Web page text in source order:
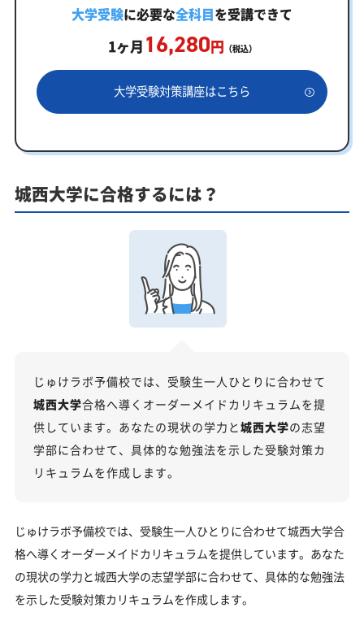
学習効果をしっかり確認定着度テスト
一人でも安心、学習相談
あなたにピッタリ合った「城西大学対策のオーダー
メイドカリキュラム」から得られる成果とは？
カリキュラムや料金についてお気軽にご相談くださ
クイック指導」もご用意
【2027年度】大学入学共通テスト対策！2026年度
の傾向と合格戦略
2026年度共通テストの総括：難関大志望者には厳しい戦
科目別分析と最新トレンド
2027年度合格に向けた「3つの戦略」
城西大学総合型選抜入試の主な対策内容
城西大学の受験情報
入試方式と学部別受験情報
城西大学の入試日程
城西大学のキャンパス
「城西大学に受かる気がしない」とやる気をなくし
ている受験生へ
大学受験に必要な全科目を受講できて
1ヶ月 16,280円 （税込）
大学受験対策講座はこちら
城西大学に合格するには？
じゅけラボ予備校では、受験生一人ひとりに合わせて
城西大学合格へ導くオーダーメイドカリキュラムを提
供しています。あなたの現状の学力と城西大学の志望
学部に合わせて、具体的な勉強法を示した受験対策カ
リキュラムを作成します。
じゅけラボ予備校では、受験生一人ひとりに合わせて城西大学合
格へ導くオーダーメイドカリキュラムを提供しています。あなた
の現状の学力と城西大学の志望学部に合わせて、具体的な勉強法
を示した受験対策カリキュラムを作成します。